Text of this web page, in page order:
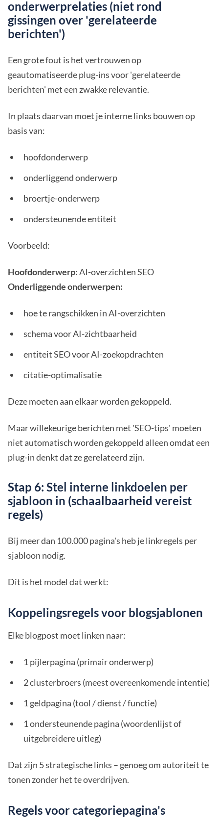
onderwerprelaties (niet rond
gissingen over 'gerelateerde
berichten')
Een grote fout is het vertrouwen op
geautomatiseerde plug-ins voor 'gerelateerde
berichten' met een zwakke relevantie.
In plaats daarvan moet je interne links bouwen op
basis van:
hoofdonderwerp
onderliggend onderwerp
broertje-onderwerp
ondersteunende entiteit
Voorbeeld:
Hoofdonderwerp:AI-overzichten SEO
Onderliggende onderwerpen:
hoe te rangschikken in AI-overzichten
schema voor AI-zichtbaarheid
entiteit SEO voor AI-zoekopdrachten
citatie-optimalisatie
Deze moeten aan elkaar worden gekoppeld.
Maar willekeurige berichten met 'SEO-tips' moeten
niet automatisch worden gekoppeld alleen omdat een
plug-in denkt dat ze gerelateerd zijn.
Stap 6: Stel interne linkdoelen per
sjabloon in (schaalbaarheid vereist
regels)
Bij meer dan 100.000 pagina's heb je linkregels per
sjabloon nodig.
Dit is het model dat werkt:
Koppelingsregels voor blogsjablonen
Elke blogpost moet linken naar:
1 pijlerpagina (primair onderwerp)
2 clusterbroers (meest overeenkomende intentie)
1 geldpagina (tool / dienst / functie)
1 ondersteunende pagina (woordenlijst of
uitgebreidere uitleg)
Dat zijn 5 strategische links – genoeg om autoriteit te
tonen zonder het te overdrijven.
Regels voor categoriepagina's